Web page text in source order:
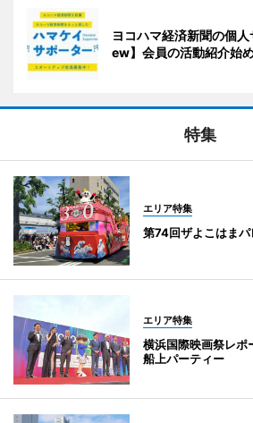
ヨコハマ経済新聞の個
ew】会員の活動紹介始
特集
エリア特集
第74回ザよこはま
エリア特集
横浜国際映画祭レ
船上パーティー